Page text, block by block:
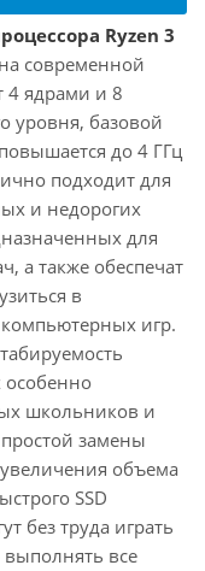
Ryzen 3
современной
4 ядрами и 8
уровня, базовой
до 4 ГГц
подходит для
и недорогих
для
а также обеспечат
в
игр.
особенно
школьников и
замены
объема
SSD
без труда играть
все